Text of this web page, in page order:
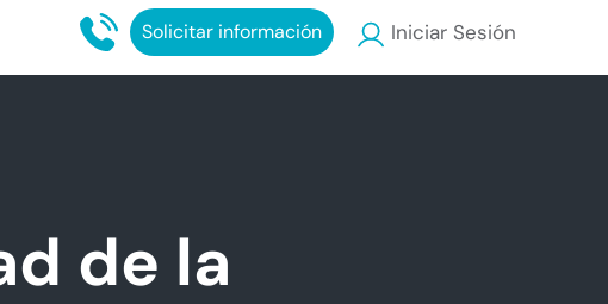
Solicitar información Iniciar Sesión
de la